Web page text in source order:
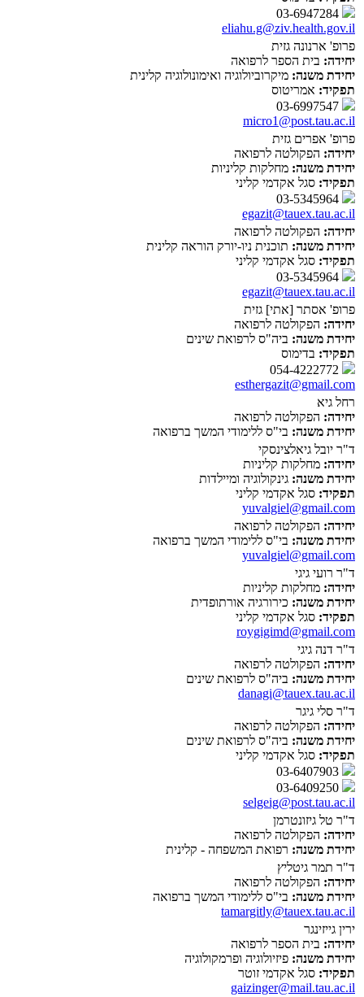
eliahu.g@ziv.health.gov.il
פרופ' ארנונה גזית
יחידה: בית הספר לרפואה
יחידת משנה: מיקרוביולוגיה ואימונולוגיה קלינית
תפקיד: אמריטוס
micro1@post.tau.ac.il
פרופ' אפרים גזית
יחידה: הפקולטה לרפואה
יחידת משנה: מחלקות קליניות
תפקיד: סגל אקדמי קליני
egazit@tauex.tau.ac.il
יחידה: הפקולטה לרפואה
יחידת משנה: תוכנית ניו-יורק הוראה קלינית
תפקיד: סגל אקדמי קליני
egazit@tauex.tau.ac.il
פרופ' אסתר [אתי] גזית
יחידה: הפקולטה לרפואה
יחידת משנה: ביה"ס לרפואת שינים
תפקיד: בדימוס
esthergazit@gmail.com
רחל גיא
יחידה: הפקולטה לרפואה
יחידת משנה: בי"ס ללימודי המשך ברפואה
ד"ר יובל גיאלצינסקי
יחידה: מחלקות קליניות
יחידת משנה: גינקולוגיה ומיילדות
תפקיד: סגל אקדמי קליני
yuvalgiel@gmail.com
יחידה: הפקולטה לרפואה
יחידת משנה: בי"ס ללימודי המשך ברפואה
yuvalgiel@gmail.com
ד"ר רועי גיגי
יחידה: מחלקות קליניות
יחידת משנה: כירורגיה אורתופדית
תפקיד: סגל אקדמי קליני
roygigimd@gmail.com
ד"ר דנה גיגי
יחידה: הפקולטה לרפואה
יחידת משנה: ביה"ס לרפואת שינים
danagi@tauex.tau.ac.il
ד"ר סלי גיגר
יחידה: הפקולטה לרפואה
יחידת משנה: ביה"ס לרפואת שינים
תפקיד: סגל אקדמי קליני
selgeig@post.tau.ac.il
ד"ר טל גיזונטרמן
יחידה: הפקולטה לרפואה
יחידת משנה: רפואת המשפחה - קלינית
ד"ר תמר גיטליץ
יחידה: הפקולטה לרפואה
יחידת משנה: בי"ס ללימודי המשך ברפואה
tamargitly@tauex.tau.ac.il
ירין גייזינגר
יחידה: בית הספר לרפואה
יחידת משנה: פיזיולוגיה ופרמקולוגיה
תפקיד: סגל אקדמי זוטר
gaizinger@mail.tau.ac.il